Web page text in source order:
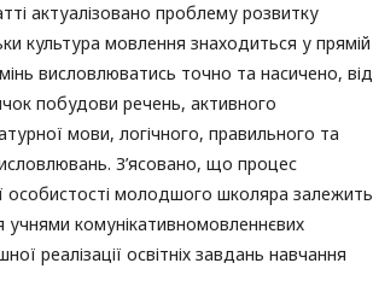
актуалізовано проблему розвитку
культура мовлення знаходиться у прямій
висловлюватись точно та насичено, від
побудови речень, активного
мови, логічного, правильного та
З’ясовано, що процес
молодшого школяра залежить
учнями комунікативномовленнєвих
реалізації освітніх завдань навчання